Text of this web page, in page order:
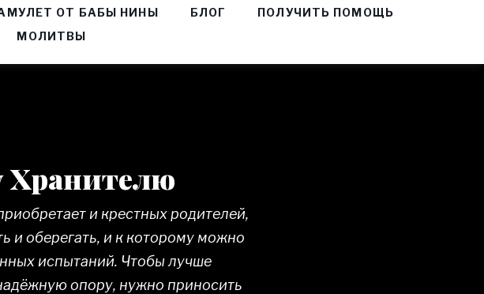
ОТ БАБЫ НИНЫ БЛОГ
ПОЛУЧИТЬ ПОМОЩЬ
МОЛИТВЫ
Хранителю
и крестных родителей,
и оберегать, и к которому можно
испытаний. Чтобы лучше
опору, нужно приносить